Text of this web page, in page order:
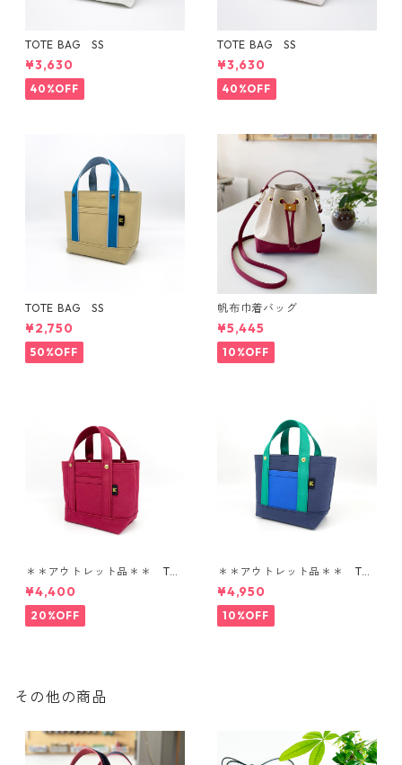
TOTE BAG SS
¥3,630
40%OFF
TOTE BAG SS
¥3,630
40%OFF
TOTE BAG SS
¥2,750
50%OFF
帆布巾着バッグ
¥5,445
10%OFF
＊＊アウトレット品＊＊ TOT
E BAG SS
¥4,400
20%OFF
＊＊アウトレット品＊＊ TOT
E BAG SS
¥4,950
10%OFF
その他の商品